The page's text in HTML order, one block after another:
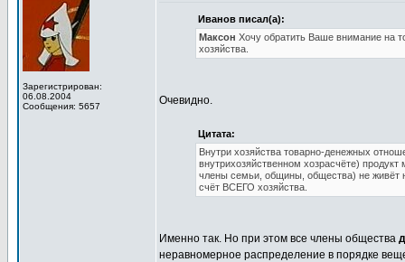
Зарегистрирован:
06.08.2004
Сообщения: 5657
Иванов писал(а):
Максон Хочу обратить Ваше внимание на
хозяйства.
Очевидно.
Цитата:
Внутри хозяйства товарно-денежных
внутрихозяйственном хозрасчёте)
члены семьи, общины, общества) не живёт
счёт ВСЕГО хозяйства.
Именно так. Но при этом все члены общества
неравномерное распределение в порядке